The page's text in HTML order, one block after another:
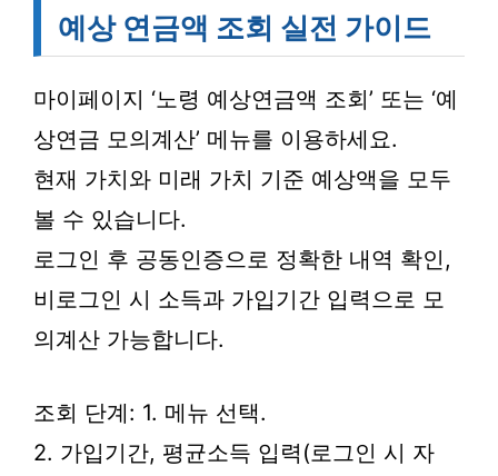
예상 연금액 조회 실전 가이드
마이페이지 ‘노령 예상연금액 조회’ 또는 ‘예
상연금 모의계산’ 메뉴를 이용하세요.
현재 가치와 미래 가치 기준 예상액을 모두
볼 수 있습니다.
로그인 후 공동인증으로 정확한 내역 확인,
비로그인 시 소득과 가입기간 입력으로 모
의계산 가능합니다.
조회 단계: 1. 메뉴 선택.
2. 가입기간, 평균소득 입력(로그인 시 자